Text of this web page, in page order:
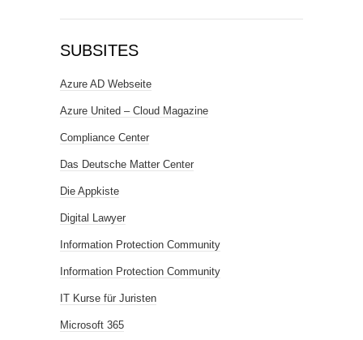
SUBSITES
Azure AD Webseite
Azure United – Cloud Magazine
Compliance Center
Das Deutsche Matter Center
Die Appkiste
Digital Lawyer
Information Protection Community
Information Protection Community
IT Kurse für Juristen
Microsoft 365